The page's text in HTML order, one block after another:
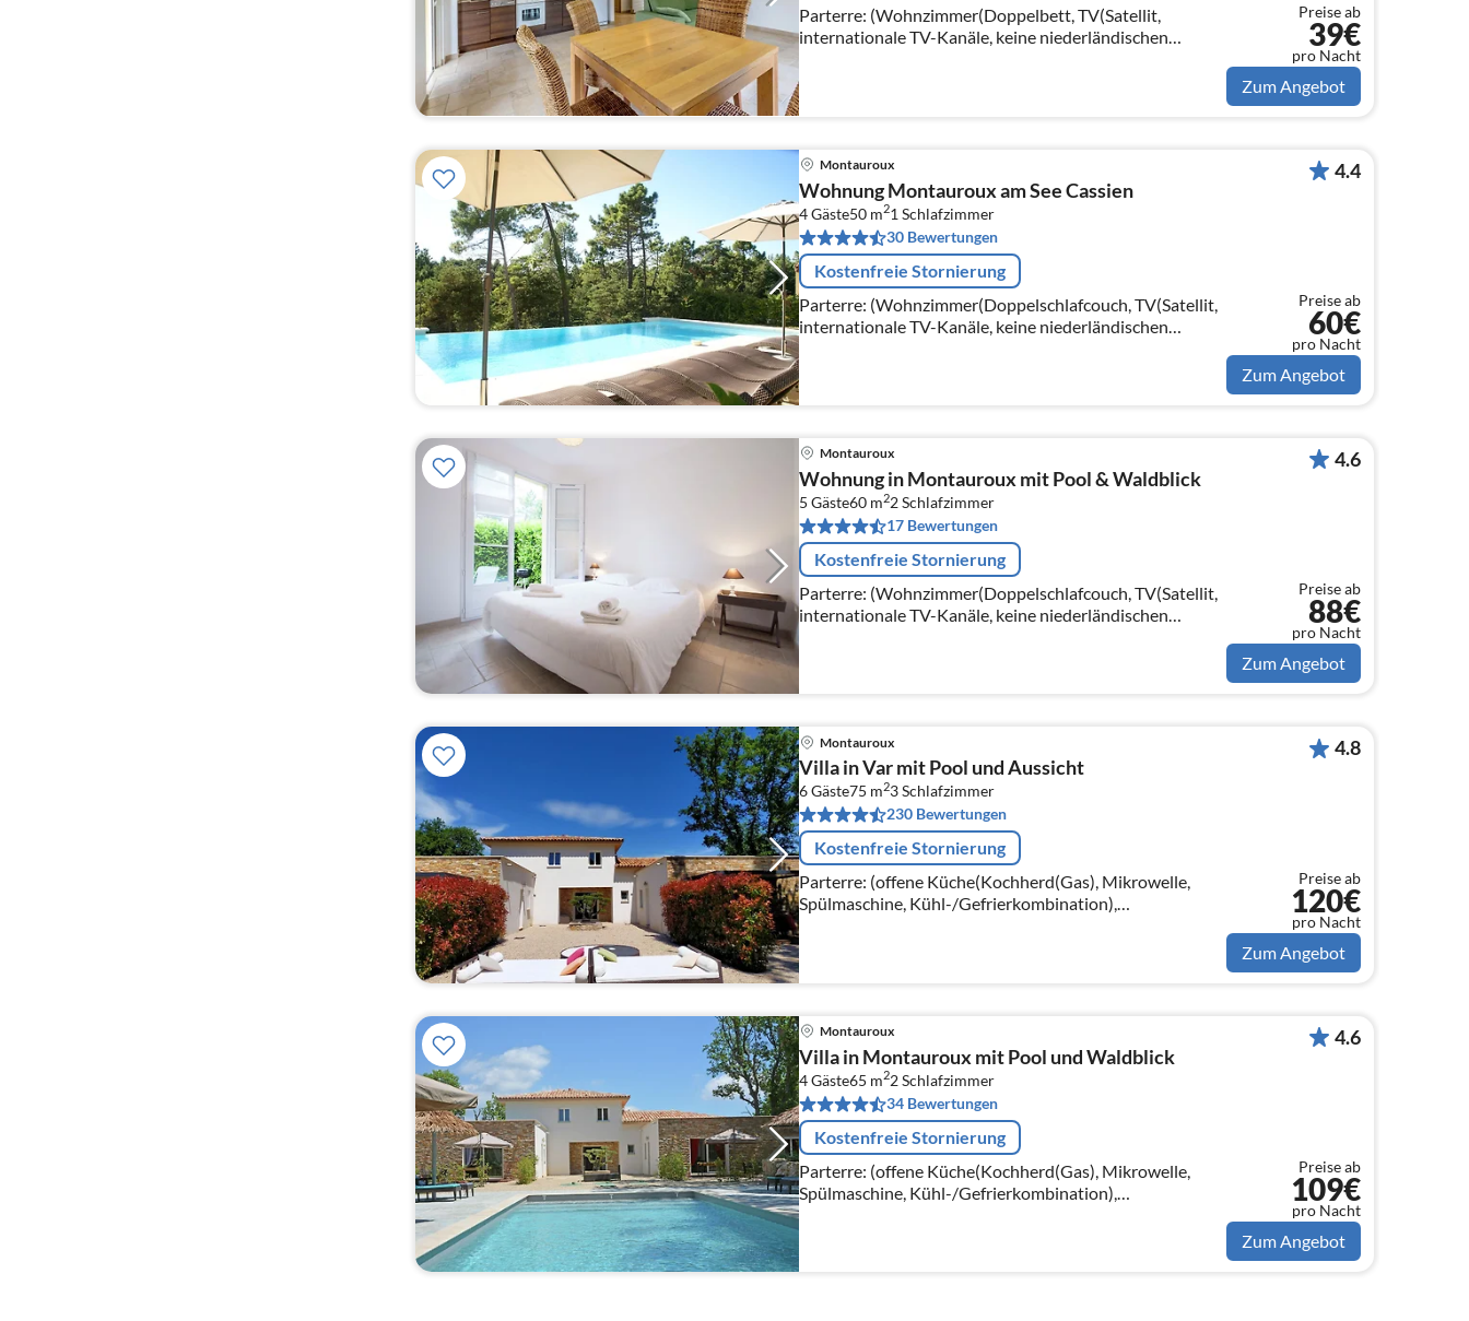
Parterre: (Wohnzimmer(Doppelbett, TV(Satellit,
internationale TV-Kanäle, keine niederländischen
Preise ab
39€
pro Nacht
Zum Angebot
Montauroux
Wohnung Montauroux am See Cassien
4 Gäste50 m21 Schlafzimmer
30 Bewertungen
Kostenfreie Stornierung
Parterre: (Wohnzimmer(Doppelschlafcouch, TV(Satellit,
internationale TV-Kanäle, keine niederländischen
Fernsehsender), DVD-Spieler)
4.4
Preise ab
60€
pro Nacht
Zum Angebot
Montauroux
Wohnung in Montauroux mit Pool & Waldblick
5 Gäste60 m22Schlafzimmer
17 Bewertungen
Kostenfreie Stornierung
Parterre: (Wohnzimmer(Doppelschlafcouch, TV(Satellit,
internationale TV-Kanäle, keine niederländischen
4.6
Preise ab
88€
pro Nacht
Zum Angebot
Montauroux
Villa in Var mit Pool und Aussicht
6 Gäste75 m23Schlafzimmer
230 Bewertungen
Kostenfreie Stornierung
Parterre: (offene Küche(Kochherd(Gas), Mikrowelle,
Spülmaschine, Kühl-/Gefrierkombination),
Wohn/Esszimmer(TV, Esstisch(6 Personen)),
Schlafzimmer(Doppelbett(160 x 200 cm))
4.8
Preise ab
120€
pro Nacht
Zum Angebot
Montauroux
Villa in Montauroux mit Pool und Waldblick
4 Gäste65 m22Schlafzimmer
34 Bewertungen
Kostenfreie Stornierung
Parterre: (offene Küche(Kochherd(Gas), Mikrowelle,
Spülmaschine, Kühl-/Gefrierkombination),
Wohn/Esszimmer(TV, Esstisch(6 Personen)),
Schlafzimmer(Etagenbett)
4.6
Preise ab
109€
pro Nacht
Zum Angebot